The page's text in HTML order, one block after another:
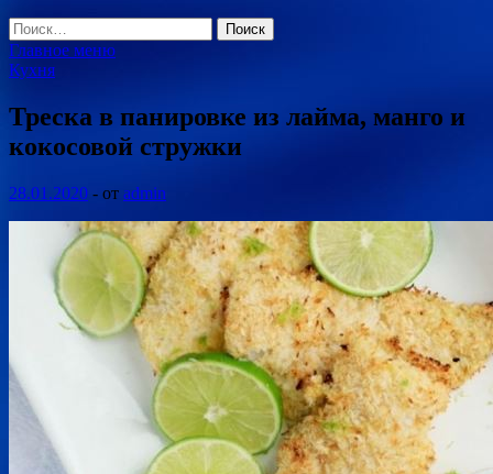
Найти:
Главное меню
Кухня
Треска в панировке из лайма, манго и
кокосовой стружки
28.01.2020 - от admin